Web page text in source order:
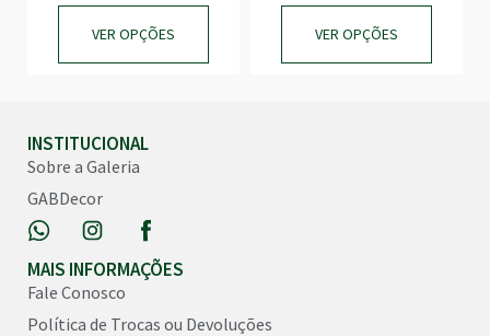
VER OPÇÕES VER OPÇÕES
INSTITUCIONAL
Sobre a Galeria
GABDecor
MAIS INFORMAÇÕES
Fale Conosco
Política de Trocas ou Devoluções